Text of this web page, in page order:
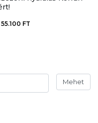
55.100 FT
Mehet